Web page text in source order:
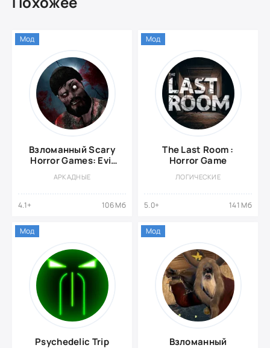
Взломанный Scary
Horror Games: Evil
АРКАДНЫЕ
4.1+ 106 Мб
Мод
The Last Room :
Horror Game
ЛОГИЧЕСКИЕ
5.0+ 141 Мб
Мод
Psychedelic Trip
Мод
Взломанный
Мод